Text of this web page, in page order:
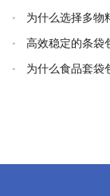
为什么选择多物
高效稳定的条袋
为什么食品套袋